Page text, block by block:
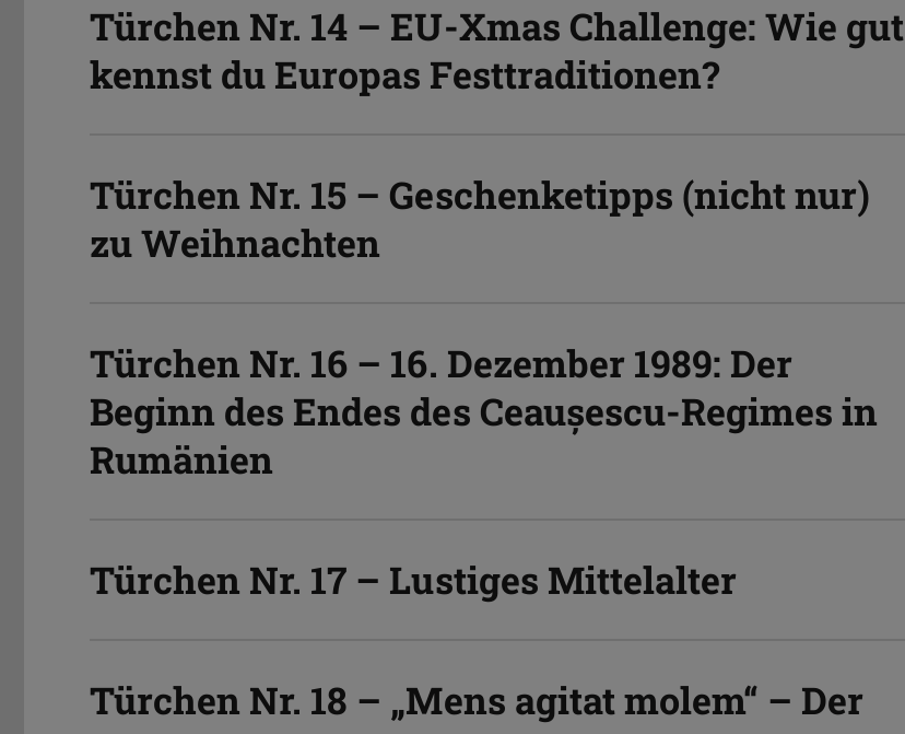
Türchen Nr. 14 – EU-Xmas Challenge: Wie gut
kennst du Europas Festtraditionen?
Türchen Nr. 15 – Geschenketipps (nicht nur)
zu Weihnachten
Türchen Nr. 16 – 16. Dezember 1989: Der
Beginn des Endes des Ceaușescu-Regimes in
Rumänien
Türchen Nr. 17 – Lustiges Mittelalter
Türchen Nr. 18 – „Mens agitat molem“ – Der